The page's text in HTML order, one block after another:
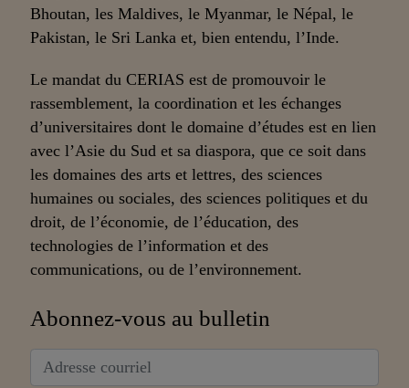
Bhoutan, les Maldives, le Myanmar, le Népal, le
Pakistan, le Sri Lanka et, bien entendu, l’Inde.
Le mandat du CERIAS est de promouvoir le
rassemblement, la coordination et les échanges
d’universitaires dont le domaine d’études est en lien
avec l’Asie du Sud et sa diaspora, que ce soit dans
les domaines des arts et lettres, des sciences
humaines ou sociales, des sciences politiques et du
droit, de l’économie, de l’éducation, des
technologies de l’information et des
communications, ou de l’environnement.
Abonnez-vous au bulletin